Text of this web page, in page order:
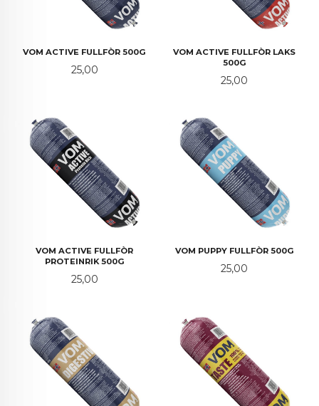
VOM ACTIVE FULLFÒR 500G
Pris
25,00
VOM ACTIVE FULLFÒR LAKS
500G
Pris
25,00
VOM ACTIVE FULLFÒR
PROTEINRIK 500G
Pris
25,00
VOM PUPPY FULLFÒR 500G
Pris
25,00